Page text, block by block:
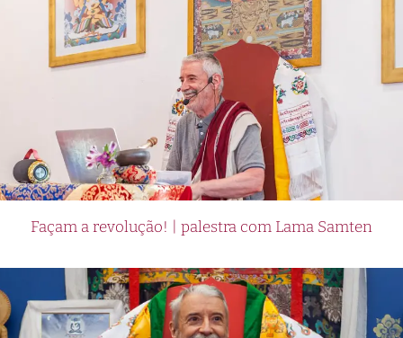
Façam a revolução! | palestra com Lama Samten